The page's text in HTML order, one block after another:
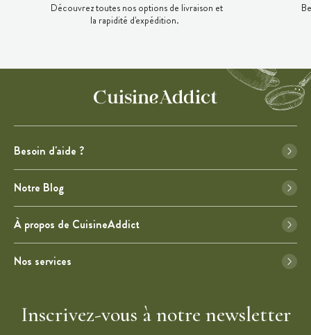
Découvrez toutes nos options de livraison et
la rapidité d'expédition.
Besoin d'aide ?
Notre Blog
À propos de CuisineAddict
Nos services
Inscrivez-vous à notre newsletter